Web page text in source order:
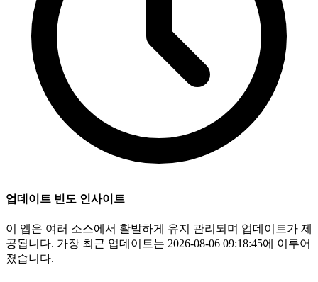
업데이트 빈도 인사이트
이 앱은 여러 소스에서 활발하게 유지 관리되며 업데이트가 제
공됩니다. 가장 최근 업데이트는 2026-08-06 09:18:45에 이루어
졌습니다.